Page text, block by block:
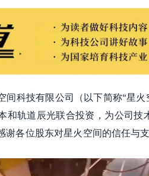
间科技有限公司（以下简称“星
和轨道辰光联合投资，为公司技
各位股东对星火空间的信任与支